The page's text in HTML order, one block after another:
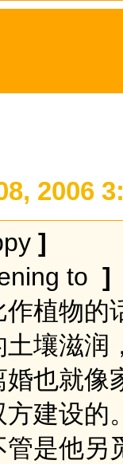
2006
]
to ]
植物的
壤滋润
也就像
建设的
是他另